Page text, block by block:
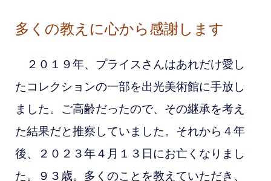
多くの教えに心から感謝します
２０１９年、プライスさんはあれだけ愛し
たコレクションの一部を出光美術館に手放し
ました。ご高齢だったので、その継承を考え
た結果だと推察していました。それから４年
後、２０２３年４月１３日にお亡くなりまし
た。９３歳。多くのことを教えていただき、